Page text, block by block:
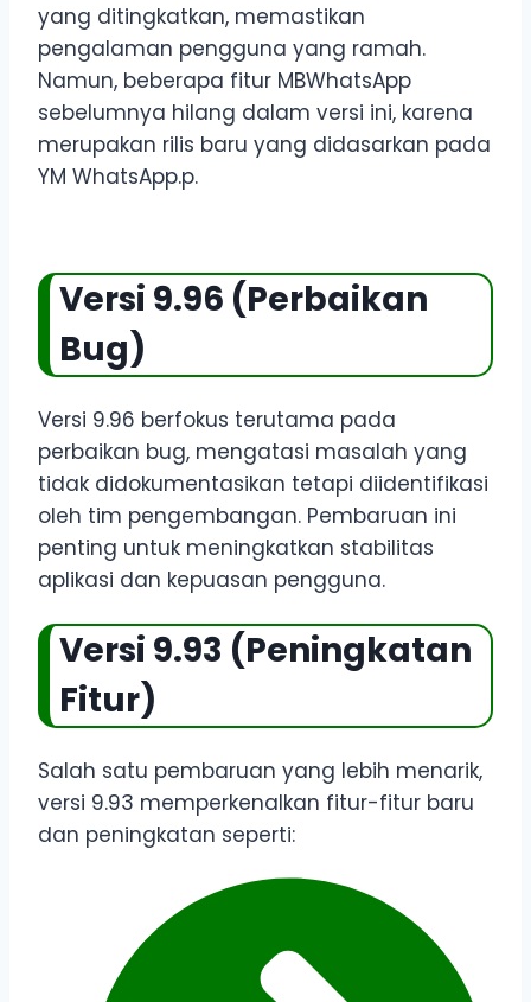
yang ditingkatkan, memastikan
pengalaman pengguna yang ramah.
Namun, beberapa fitur MBWhatsApp
sebelumnya hilang dalam versi ini, karena
merupakan rilis baru yang didasarkan pada
YM WhatsApp.p.
Versi 9.96 (Perbaikan
Bug)
Versi 9.96 berfokus terutama pada
perbaikan bug, mengatasi masalah yang
tidak didokumentasikan tetapi diidentifikasi
oleh tim pengembangan. Pembaruan ini
penting untuk meningkatkan stabilitas
aplikasi dan kepuasan pengguna.
Versi 9.93 (Peningkatan
Fitur)
Salah satu pembaruan yang lebih menarik,
versi 9.93 memperkenalkan fitur-fitur baru
dan peningkatan seperti: